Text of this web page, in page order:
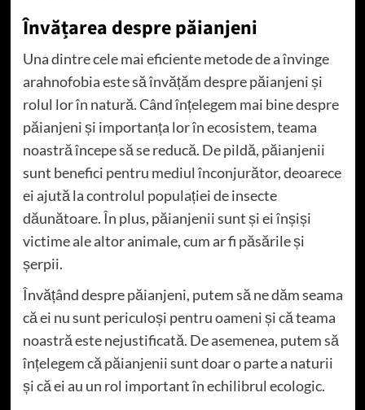
Învățarea despre păianjeni
Una dintre cele mai eficiente metode de a învinge
arahnofobia este să învățăm despre păianjeni și
rolul lor în natură. Când înțelegem mai bine despre
păianjeni și importanța lor în ecosistem, teama
noastră începe să se reducă. De pildă, păianjenii
sunt benefici pentru mediul înconjurător, deoarece
ei ajută la controlul populației de insecte
dăunătoare. În plus, păianjenii sunt și ei înșiși
victime ale altor animale, cum ar fi păsările și
șerpii.
Învățând despre păianjeni, putem să ne dăm seama
că ei nu sunt periculoși pentru oameni și că teama
noastră este nejustificată. De asemenea, putem să
înțelegem că păianjenii sunt doar o parte a naturii
și că ei au un rol important în echilibrul ecologic.